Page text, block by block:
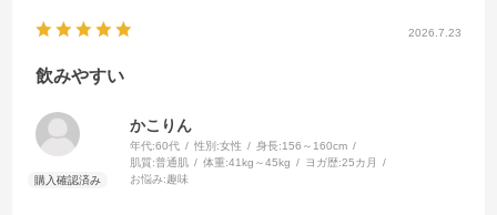
2026.7.23
飲みやすい
かこりん
年代:60代 性別:女性 身長:156～160cm
肌質:普通肌 体重:41kg～45kg ヨガ歴:25カ月
お悩み:趣味